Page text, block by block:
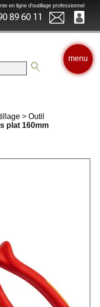
en ligne d'outillage professionnel
89 60 11
menu
>Outil
plat 160mm